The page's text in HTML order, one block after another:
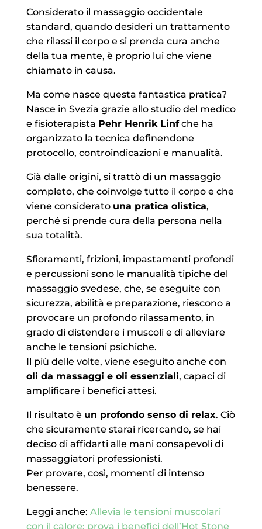
Considerato il massaggio occidentale
standard, quando desideri un trattamento
che rilassi il corpo e si prenda cura anche
della tua mente, è proprio lui che viene
chiamato in causa.
Ma come nasce questa fantastica pratica?
Nasce in Svezia grazie allo studio del medico
e fisioterapista Pehr Henrik Linfche ha
organizzato la tecnica definendone
protocollo, controindicazioni e manualità.
Già dalle origini, si trattò di un massaggio
completo, che coinvolge tutto il corpo e che
viene considerato una pratica olistica,
perché si prende cura della persona nella
sua totalità.
Sfioramenti, frizioni, impastamenti profondi
e percussioni sono le manualità tipiche del
massaggio svedese, che, se eseguite con
sicurezza, abilità e preparazione, riescono a
provocare un profondo rilassamento, in
grado di distendere i muscoli e di alleviare
anche le tensioni psichiche.
Il più delle volte, viene eseguito anche con
oli da massaggi e oli essenziali, capaci di
amplificare i benefici attesi.
Il risultato è un profondo senso di relax. Ciò
che sicuramente starai ricercando, se hai
deciso di affidarti alle mani consapevoli di
massaggiatori professionisti.
Per provare, così, momenti di intenso
benessere.
Leggi anche: Allevia le tensioni muscolari
con il calore: prova i benefici dell’Hot Stone